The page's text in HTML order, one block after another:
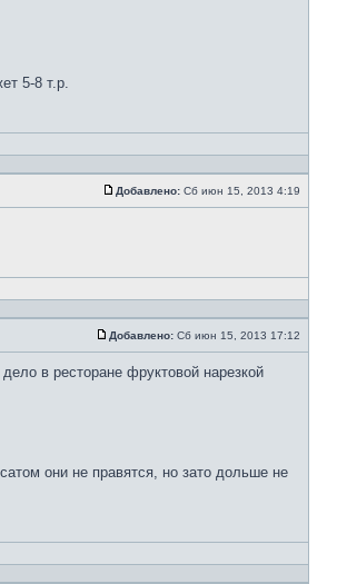
5-8 т.р.
Добавлено: Сб июн 15, 2013 4:19
Добавлено: Сб июн 15, 2013 17:12
в ресторане фруктовой нарезкой
они не правятся, но зато дольше не